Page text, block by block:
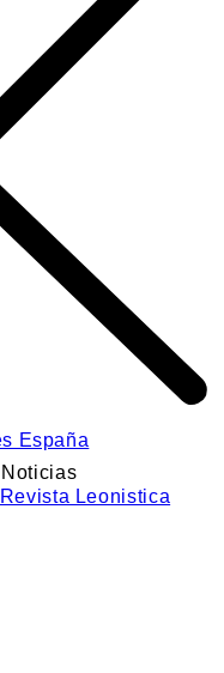
Noticias
Revista Leonistica